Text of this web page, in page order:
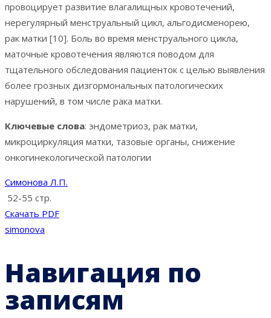
провоцирует развитие влагалищных кровотечений,
нерегулярный менструальный цикл, альгодисменорею,
рак матки [10]. Боль во время менструального цикла,
маточные кровотечения являются поводом для
тщательного обследования пациенток с целью выявления
более грозных дизгормональных патологических
нарушений, в том числе рака матки.
Ключевые слова: эндометриоз, рак матки,
микроциркуляция матки, тазовые органы, снижение
онкогинекологической патологии
Симонова Л.П.
52-55 стр.
Скачать PDF
simonova
Навигация по
записям